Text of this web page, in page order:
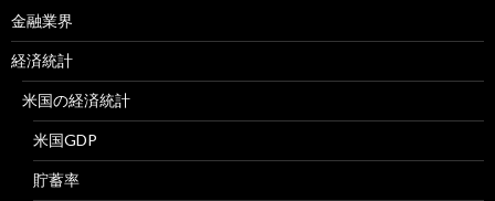
金融業界
経済統計
米国の経済統計
米国GDP
貯蓄率